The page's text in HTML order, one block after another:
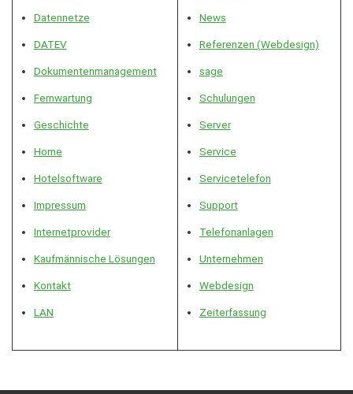
Datennetze
DATEV
Dokumentenmanagement
Fernwartung
Geschichte
Home
Hotelsoftware
Impressum
Internetprovider
Kaufmännische Lösungen
Kontakt
LAN
News
Referenzen (Webdesign)
sage
Schulungen
Server
Service
Servicetelefon
Support
Telefonanlagen
Unternehmen
Webdesign
Zeiterfassung